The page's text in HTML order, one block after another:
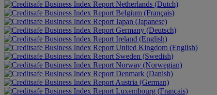
Netherlands (Dutch)
Belgium (Français)
Japan (Japanese)
Germany (Deutsch)
Ireland (English)
United Kingdom (English)
Sweden (Swedish)
Norway (Norwegian)
Denmark (Danish)
Austria (German)
Luxembourg (Français)